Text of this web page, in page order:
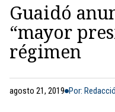
Guaidó
“mayor
régimen
agosto 21, 2019 Por: